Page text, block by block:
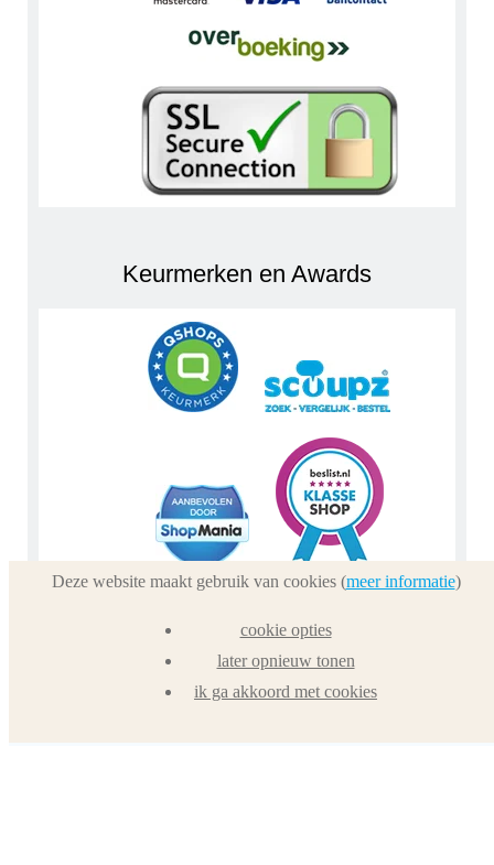
Keurmerken en Awards
Deze website maakt gebruik van cookies (meer informatie)
cookie opties
later opnieuw tonen
ik ga akkoord met cookies